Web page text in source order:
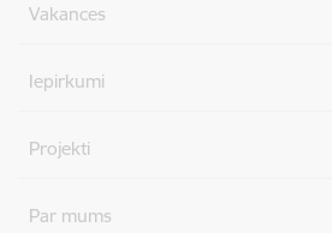
Vakances
Iepirkumi
Projekti
Par mums